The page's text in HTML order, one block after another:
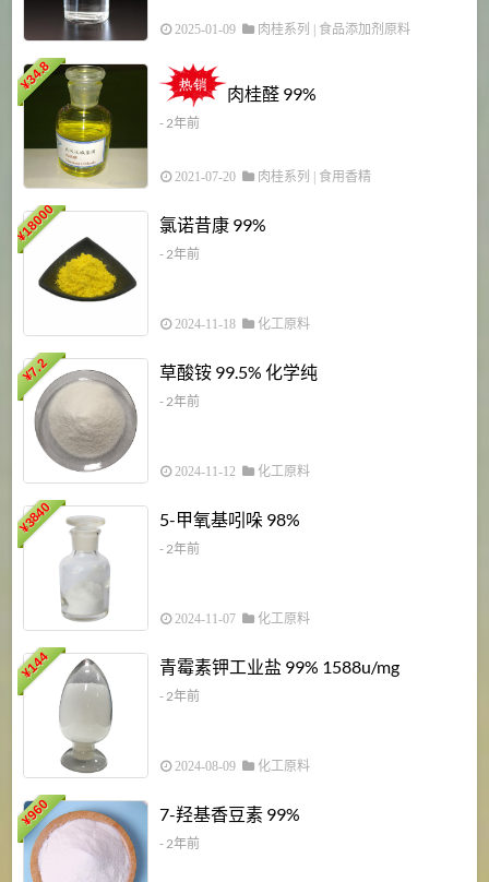
2025-01-09 肉桂系列 食品添加剂原料
¥
34.8
肉桂醛 99%
- 2年前
2021-07-20 肉桂系列 食用香精
¥
18000 氯诺昔康 99%
- 2年前
2024-11-18 化工原料
¥
7.2 草酸铵 99.5% 化学纯
- 2年前
2024-11-12 化工原料
¥
3840 5-甲氧基吲哚 98%
- 2年前
2024-11-07 化工原料
¥
144 青霉素钾工业盐 99% 1588u/mg
- 2年前
2024-08-09 化工原料
¥
960 7-羟基香豆素 99%
- 2年前